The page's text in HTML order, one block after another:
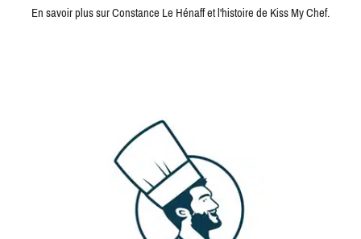
En savoir plus sur Constance Le Hénaff et l'histoire de Kiss My Chef.